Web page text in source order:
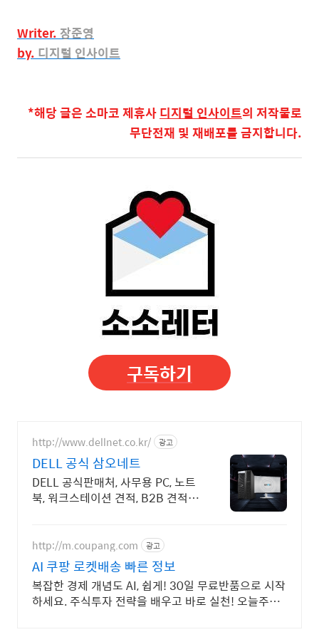
Writer. 장준영
by. 디지털 인사이트
*해당 글은 소마코 제휴사디지털 인사이트의 저작물로
무단전재 및 재배포를 금지합니다.
구독하기
http://www.dellnet.co.kr/ 광고
DELL 공식 삼오네트
DELL 공식판매처, 사무용 PC, 노트
북, 워크스테이션 견적, B2B 견적문
http://m.coupang.com 광고
AI 쿠팡 로켓배송 빠른 정보
복잡한 경제 개념도 AI, 쉽게! 30일 무료반품으로 시작
하세요. 주식투자 전략을 배우고 바로 실천! 오늘주문